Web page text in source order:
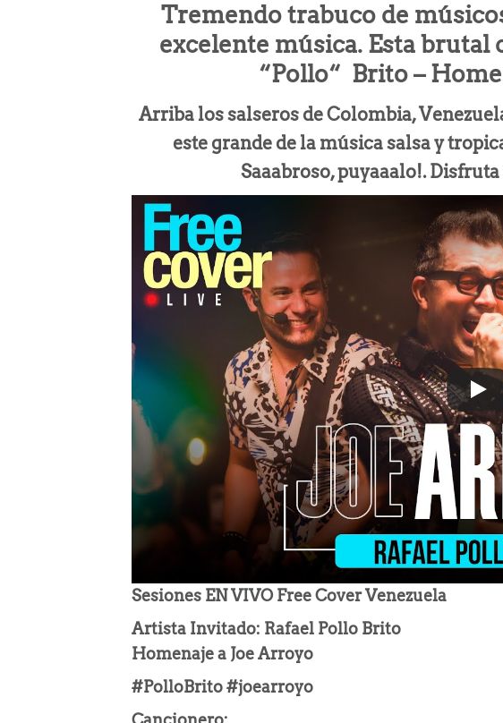
Tremendo trabuco de
excelente música. Esta brutal
“Pollo“ Brito –
Arriba los salseros de Colombia,
este grande de la música salsa y
Saaabroso, puyaaalo!.
Sesiones EN VIVO Free Cover Venezuela
Artista Invitado: Rafael Pollo Brito
Homenaje a Joe Arroyo
#PolloBrito #joearroyo